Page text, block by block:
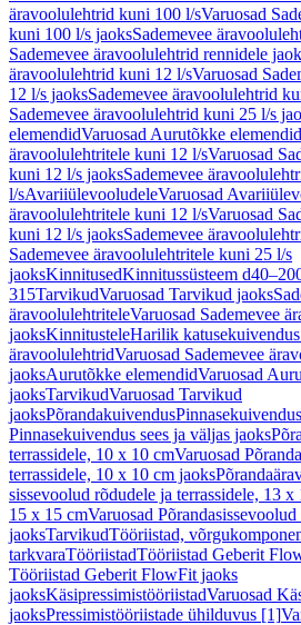
äravoolulehtrid kuni 100 l/sVaruosad
kuni 100 l/s jaoksSademevee
Sademevee äravoolulehtrid rennidele
äravoolulehtrid kuni 12 l/sVaruosad
12 l/s jaoksSademevee äravoolulehtrid
Sademevee äravoolulehtrid kuni 25 l/s
elemendidVaruosad Aurutõkke
äravoolulehtritele kuni 12 l/sVaruosad
kuni 12 l/s jaoksSademevee
l/sAvariiülevooludeleVaruosad
äravoolulehtritele kuni 12 l/sVaruosad
kuni 12 l/s jaoksSademevee
Sademevee äravoolulehtritele kuni 25 l/s
jaoksKinnitusedKinnitussüsteem
315TarvikudVaruosad Tarvikud jaoks
äravoolulehtriteleVaruosad Sademevee
jaoksKinnitusteleHarilik katusekuivendus
äravoolulehtridVaruosad Sademevee
jaoksAurutõkke elemendidVaruosad
jaoksTarvikudVaruosad Tarvikud
jaoksPõrandakuivendus
Pinnasekuivendus sees ja väljas jaoks
terrassidele, 10 x 10 cmVaruosad
terrassidele, 10 x 10 cm jaoks
sissevoolud rõdudele ja terrassidele, 13 x
15 x 15 cmVaruosad
jaoksTarvikudTööriistad,
tarkvaraTööriistadTööriistad Geberit
Tööriistad Geberit FlowFit jaoks
jaoksKäsipressimistööriistadVaruosad
jaoksPressimistööriistade ühilduvus [1]